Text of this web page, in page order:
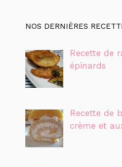
NOS DERNIÈRES
Recette de
épinards
Recette de
crème et